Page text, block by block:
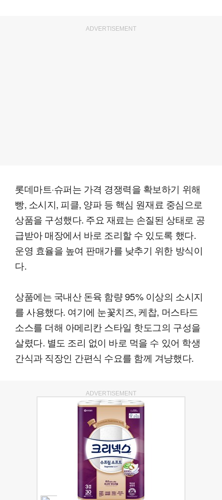
ADVERTISEMENT
롯데마트·슈퍼는 가격 경쟁력을 확보하기 위해
빵, 소시지, 피클, 양파 등 핵심 원재료 중심으로
상품을 구성했다. 주요 재료는 손질된 상태로 공
급받아 매장에서 바로 조리할 수 있도록 했다.
운영 효율을 높여 판매가를 낮추기 위한 방식이
다.
상품에는 국내산 돈육 함량 95% 이상의 소시지
를 사용했다. 여기에 눈꽃치즈, 케찹, 머스타드
소스를 더해 아메리칸 스타일 핫도그의 구성을
살렸다. 별도 조리 없이 바로 먹을 수 있어 학생
간식과 직장인 간편식 수요를 함께 겨냥했다.
ADVERTISEMENT